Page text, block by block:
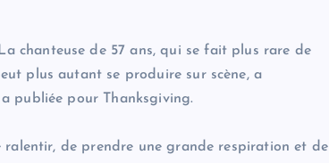
chanteuse de 57 ans, qui se fait plus rare de
plus autant se produire sur scène, a
publiée pour Thanksgiving.
ralentir, de prendre une grande respiration et de